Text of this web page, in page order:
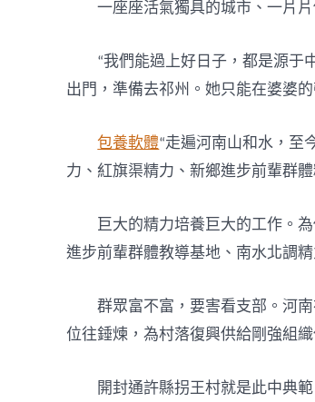
一座座活氣獨具的城市、一片
“我們能過上好日子，都是源于
出門，準備去祁州。她只能在婆婆
包養軟體“走遍河南山和水，至
力、紅旗渠精力、新鄉進步前輩群
巨大的精力培養巨大的工作。
進步前輩群體教導基地、南水北調
群眾富不富，要害看支部。河
位往錘煉，為村落復興供給剛強組織
開封通許縣拐王村就是此中典